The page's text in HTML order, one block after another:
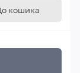
кошика